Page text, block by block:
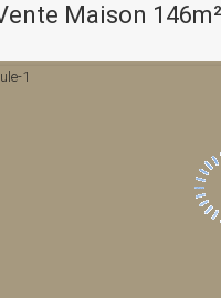
Maison